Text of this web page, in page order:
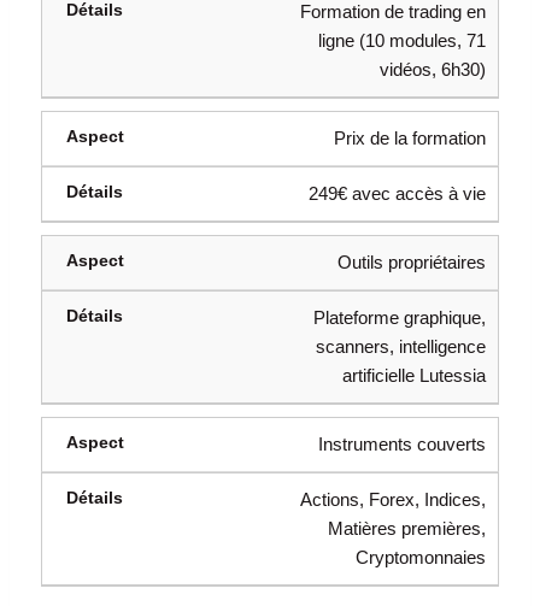
Formation de trading en
ligne (10 modules, 71
vidéos, 6h30)
Prix de la formation
249€ avec accès à vie
Outils propriétaires
Plateforme graphique,
scanners, intelligence
artificielle Lutessia
Instruments couverts
Actions, Forex, Indices,
Matières premières,
Cryptomonnaies